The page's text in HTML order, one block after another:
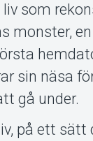
som
monster,
sin näsa
gå under.
på ett sätt